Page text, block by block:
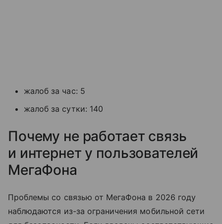
жалоб за час: 5
жалоб за сутки: 140
Почему не работает связь
и интернет у пользователей
МегаФона
Проблемы со связью от МегаФона в 2026 году
наблюдаются из-за ограничения мобильной сети